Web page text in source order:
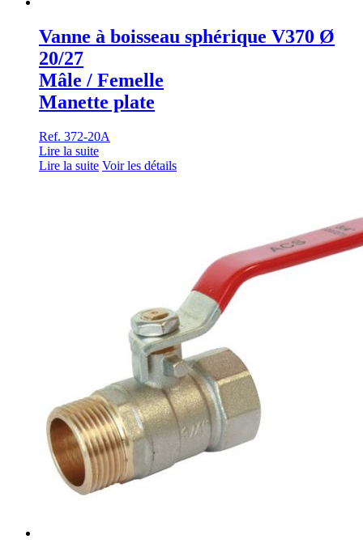
Vanne à boisseau sphérique V370 Ø
20/27
Mâle / Femelle
Manette plate
Ref. 372-20A
Lire la suite
Lire la suite Voir les détails